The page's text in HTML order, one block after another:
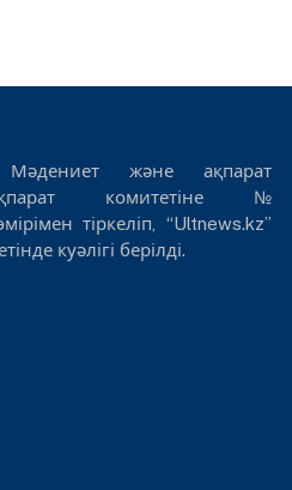
және ақпарат
комитетіне №
тіркеліп, “Ultnews.kz”
куәлігі берілді.